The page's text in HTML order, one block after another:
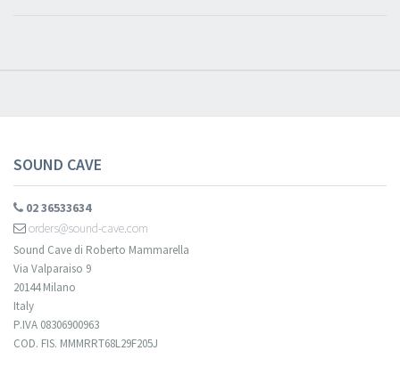
SOUND CAVE
02 36533634
orders@sound-cave.com
Sound Cave di Roberto Mammarella
Via Valparaiso 9
20144 Milano
Italy
P.IVA 08306900963
COD. FIS. MMMRRT68L29F205J